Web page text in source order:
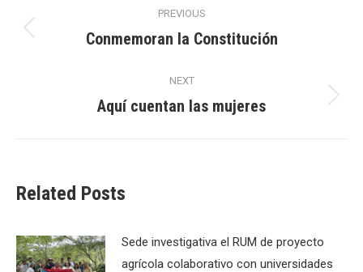
navigation
PREVIOUS
Previous
Conmemoran la Constitución
NEXT
Next
Aquí cuentan las mujeres
Related Posts
Sede investigativa el RUM de proyecto
agrícola colaborativo con universidades